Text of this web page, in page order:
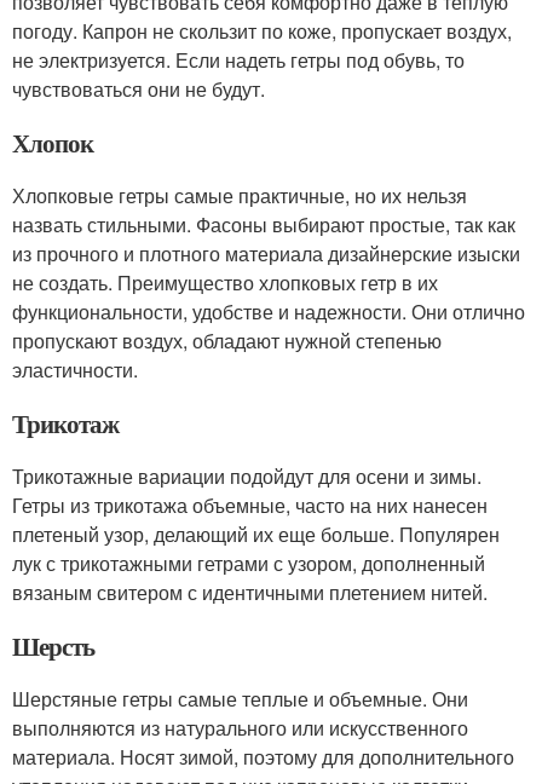
погоду. Капрон не скользит по коже, пропускает воздух,
не электризуется. Если надеть гетры под обувь, то
чувствоваться они не будут.
Хлопок
Хлопковые гетры самые практичные, но их нельзя
назвать стильными. Фасоны выбирают простые, так как
из прочного и плотного материала дизайнерские изыски
не создать. Преимущество хлопковых гетр в их
функциональности, удобстве и надежности. Они отлично
пропускают воздух, обладают нужной степенью
эластичности.
Трикотаж
Трикотажные вариации подойдут для осени и зимы.
Гетры из трикотажа объемные, часто на них нанесен
плетеный узор, делающий их еще больше. Популярен
лук с трикотажными гетрами с узором, дополненный
вязаным свитером с идентичными плетением нитей.
Шерсть
Шерстяные гетры самые теплые и объемные. Они
выполняются из натурального или искусственного
материала. Носят зимой, поэтому для дополнительного